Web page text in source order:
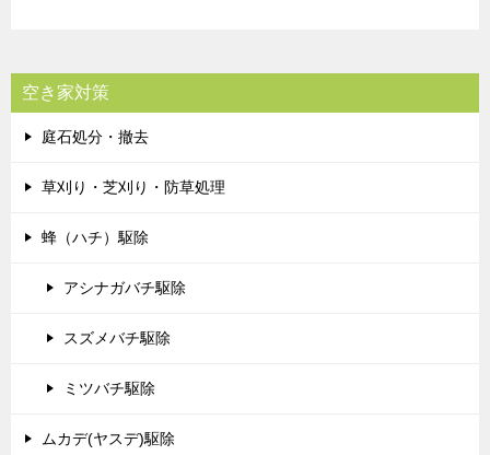
空き家対策
庭石処分・撤去
草刈り・芝刈り・防草処理
蜂（ハチ）駆除
アシナガバチ駆除
スズメバチ駆除
ミツバチ駆除
ムカデ(ヤスデ)駆除